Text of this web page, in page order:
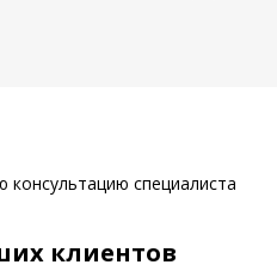
консультацию специалиста
клиентов